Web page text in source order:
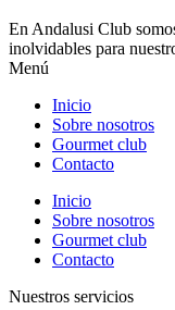
En Andalusi Club
inolvidables para
Menú
Inicio
Sobre nosotros
Gourmet club
Contacto
Inicio
Sobre nosotros
Gourmet club
Contacto
Nuestros servicios